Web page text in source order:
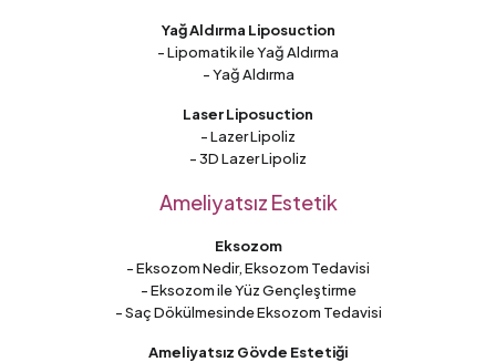
Yağ Aldırma Liposuction
- Lipomatik ile Yağ Aldırma
- Yağ Aldırma
Laser Liposuction
- Lazer Lipoliz
- 3D Lazer Lipoliz
Ameliyatsız Estetik
Eksozom
- Eksozom Nedir, Eksozom Tedavisi
- Eksozom ile Yüz Gençleştirme
- Saç Dökülmesinde Eksozom Tedavisi
Ameliyatsız Gövde Estetiği